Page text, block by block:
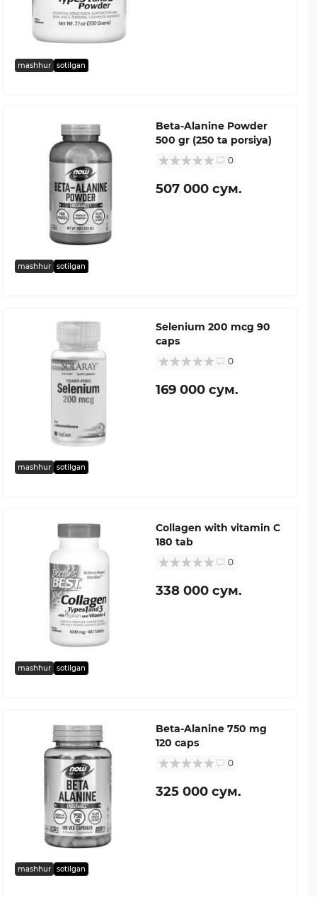
mashhur sotilgan
mashhur sotilgan
Beta-Alanine Powder
500 gr (250 ta porsiya)
0
507 000 сум.
mashhur sotilgan
Selenium 200 mcg 90
caps
0
169 000 сум.
mashhur sotilgan
Collagen with vitamin C
180 tab
0
338 000 сум.
mashhur sotilgan
Beta-Alanine 750 mg
120 caps
0
325 000 сум.